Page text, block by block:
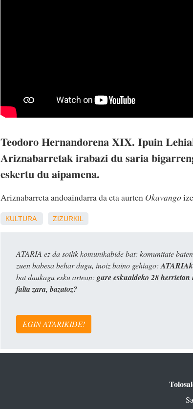
Teodoro Hernandorena XIX. Ipuin
Ariznabarretak irabazi du saria
eskertu du aipamena.
Ariznabarreta andoaindarra da eta aurten Okavango
KULTURA ZIZURKIL
ATARIA ez da soilik komunikabide bat: komunitate
zuen babesa behar dugu, inoiz baino gehiago:
bat daukagu esku artean: gure eskualdeko 28
falta zara, bazatoz?
EGIN ATARIKIDE!